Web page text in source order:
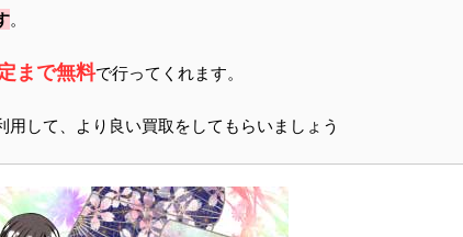
。
まで無料で行ってくれます。
して、より良い買取をしてもらいましょう